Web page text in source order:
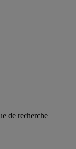
de recherche